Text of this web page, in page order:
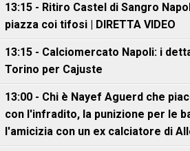
13:15 - Ritiro Castel di Sangro
piazza coi tifosi | DIRETTA VIDEO
13:15 - Calciomercato Napoli: i
Torino per Cajuste
13:00 - Chi è Nayef Aguerd che
con l'infradito, la punizione per le
l'amicizia con un ex calciatore di